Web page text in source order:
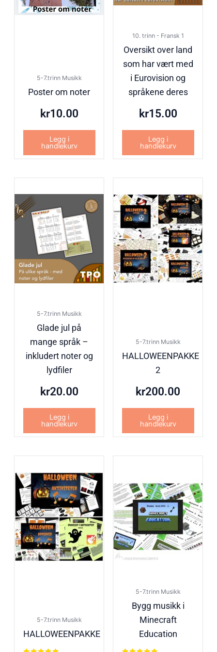
5-7.trinn Musikk
Poster om noter
kr10.00
Legg i
handlekurv
10. trinn - Fransk 1
Oversikt over land
som har vært med
i Eurovision og
språkene deres
kr15.00
Legg i
handlekurv
5-7.trinn Musikk
Glade jul på
mange språk –
inkludert noter og
lydfiler
kr20.00
Legg i
handlekurv
5-7.trinn Musikk
HALLOWEENPAKKE
2
kr200.00
Legg i
handlekurv
5-7.trinn Musikk
HALLOWEENPAKKE
5-7.trinn Musikk
Bygg musikk i
Minecraft
Education